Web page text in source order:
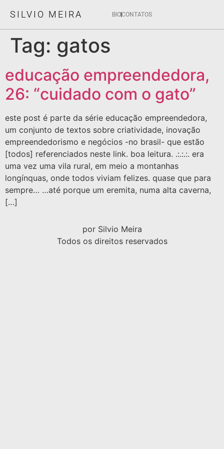
SILVIO MEIRA BIOCONTATOS
Tag: gatos
educação empreendedora,
26: “cuidado com o gato”
este post é parte da série educação empreendedora,
um conjunto de textos sobre criatividade, inovação
empreendedorismo e negócios -no brasil- que estão
[todos] referenciados neste link. boa leitura. .:.:.:. era
uma vez uma vila rural, em meio a montanhas
longínquas, onde todos viviam felizes. quase que para
sempre… …até porque um eremita, numa alta caverna,
[…]
por Silvio Meira
Todos os direitos reservados